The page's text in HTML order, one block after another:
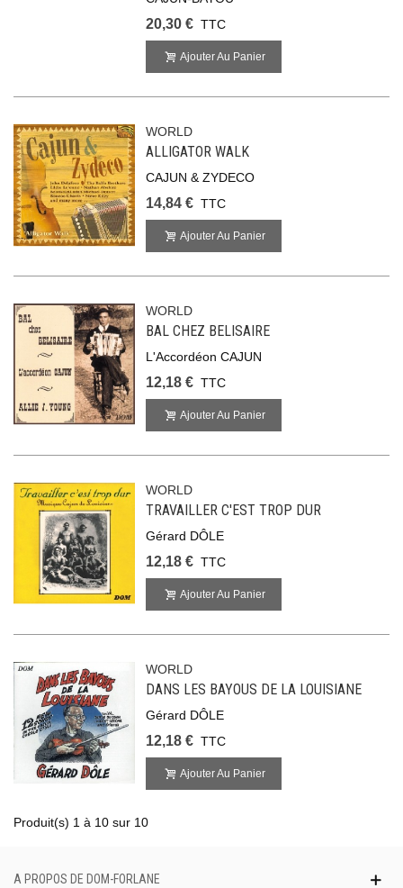
20,30 € TTC
Ajouter Au Panier
WORLD
ALLIGATOR WALK
CAJUN & ZYDECO
14,84 € TTC
Ajouter Au Panier
WORLD
BAL CHEZ BELISAIRE
L'Accordéon CAJUN
12,18 € TTC
Ajouter Au Panier
WORLD
TRAVAILLER C'EST TROP DUR
Gérard DÔLE
12,18 € TTC
Ajouter Au Panier
WORLD
DANS LES BAYOUS DE LA LOUISIANE
Gérard DÔLE
12,18 € TTC
Ajouter Au Panier
Produit(s) 1 à 10 sur 10
A PROPOS DE DOM-FORLANE